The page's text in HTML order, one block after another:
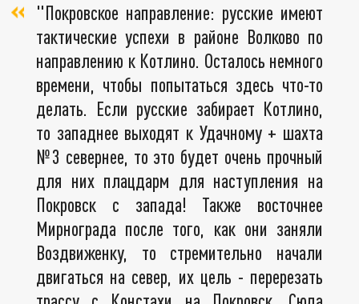
"Покровское направление: русские имеют
тактические успехи в районе Волково по
направлению к Котлино. Осталось немного
времени, чтобы попытаться здесь что-то
делать. Если русские забирает Котлино,
то западнее выходят к Удачному + шахта
№3 севернее, то это будет очень прочный
для них плацдарм для наступления на
Покровск с запада! Также восточнее
Мирнограда после того, как они заняли
Воздвиженку, то стремительно начали
двигаться на север, их цель - перерезать